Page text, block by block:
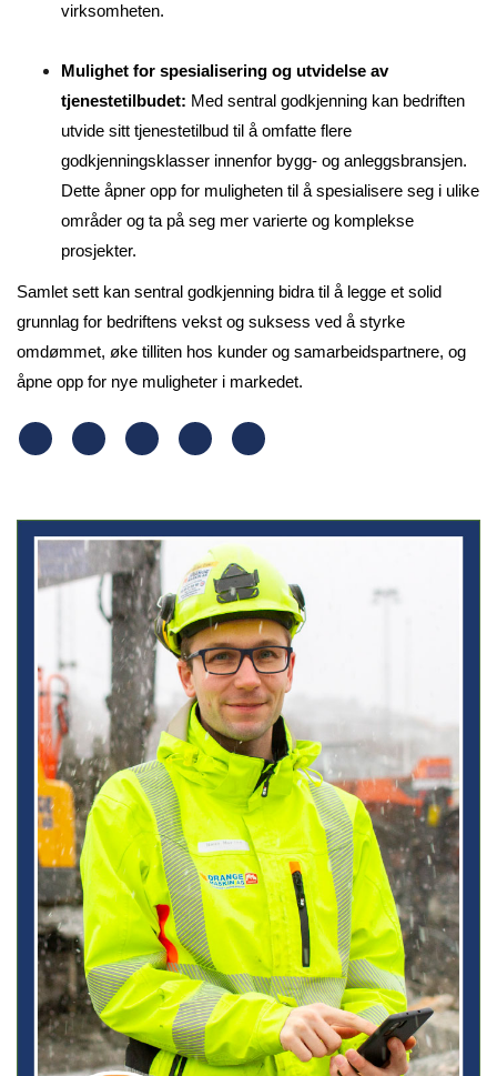
virksomheten.
Mulighet for spesialisering og utvidelse av
tjenestetilbudet: Med sentral godkjenning kan bedriften
utvide sitt tjenestetilbud til å omfatte flere
godkjenningsklasser innenfor bygg- og anleggsbransjen.
Dette åpner opp for muligheten til å spesialisere seg i ulike
områder og ta på seg mer varierte og komplekse
prosjekter.
Samlet sett kan sentral godkjenning bidra til å legge et solid
grunnlag for bedriftens vekst og suksess ved å styrke
omdømmet, øke tilliten hos kunder og samarbeidspartnere, og
åpne opp for nye muligheter i markedet.